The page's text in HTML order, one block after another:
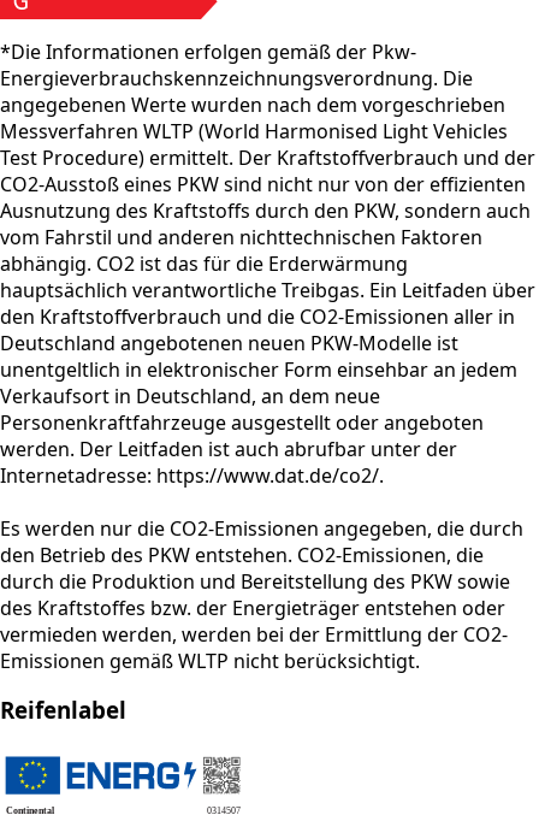
*Die Informationen erfolgen gemäß der Pkw-
Energieverbrauchskennzeichnungsverordnung. Die
angegebenen Werte wurden nach dem vorgeschrieben
Messverfahren WLTP (World Harmonised Light Vehicles
Test Procedure) ermittelt. Der Kraftstoffverbrauch und der
CO2-Ausstoß eines PKW sind nicht nur von der effizienten
Ausnutzung des Kraftstoffs durch den PKW, sondern auch
vom Fahrstil und anderen nichttechnischen Faktoren
abhängig. CO2 ist das für die Erderwärmung
hauptsächlich verantwortliche Treibgas. Ein Leitfaden über
den Kraftstoffverbrauch und die CO2-Emissionen aller in
Deutschland angebotenen neuen PKW-Modelle ist
unentgeltlich in elektronischer Form einsehbar an jedem
Verkaufsort in Deutschland, an dem neue
Personenkraftfahrzeuge ausgestellt oder angeboten
werden. Der Leitfaden ist auch abrufbar unter der
Internetadresse: https://www.dat.de/co2/.
Es werden nur die CO2-Emissionen angegeben, die durch
den Betrieb des PKW entstehen. CO2-Emissionen, die
durch die Produktion und Bereitstellung des PKW sowie
des Kraftstoffes bzw. der Energieträger entstehen oder
vermieden werden, werden bei der Ermittlung der CO2-
Emissionen gemäß WLTP nicht berücksichtigt.
Reifenlabel